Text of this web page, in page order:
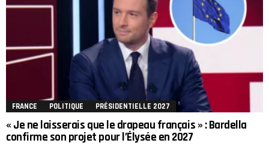
FRANCE POLITIQUE PRÉSIDENTIELLE 2027
« Je ne laisserais que le drapeau français » : Bardella
confirme son projet pour l’Élysée en 2027